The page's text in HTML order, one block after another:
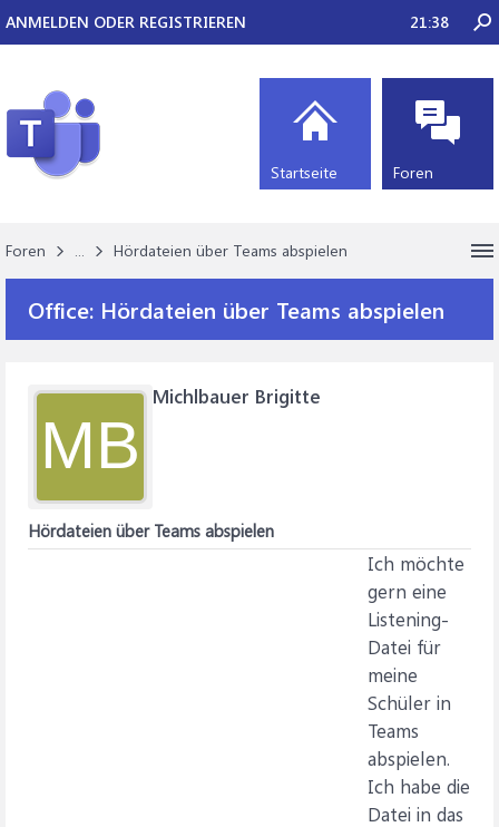
Foren ... Hördateien über Teams abspielen
Office: Hördateien über Teams abspielen
MB
Michlbauer Brigitte
Hördateien über Teams abspielen
Ich möchte
gern eine
Listening-
Datei für
meine
Schüler in
Teams
abspielen.
Ich habe die
Datei in das
ANMELDEN ODER REGISTRIEREN 21:38
Startseite Foren